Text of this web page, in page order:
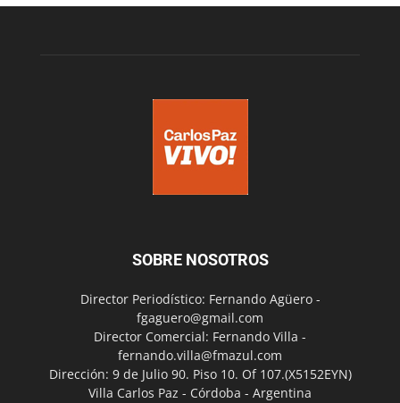
SOBRE NOSOTROS
Director Periodístico: Fernando Agüero -
fgaguero@gmail.com
Director Comercial: Fernando Villa -
fernando.villa@fmazul.com
Dirección: 9 de Julio 90. Piso 10. Of 107.(X5152EYN)
Villa Carlos Paz - Córdoba - Argentina